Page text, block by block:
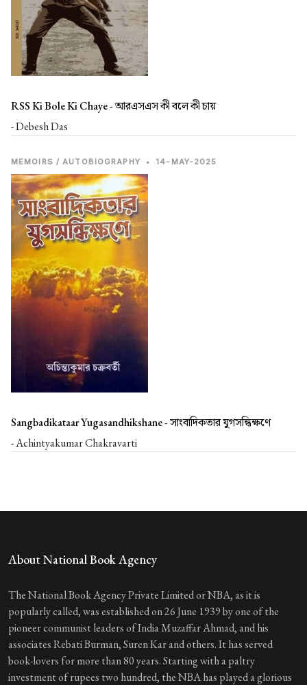
RSS Ki Bole Ki Chaye -আরএসএস কী বলে কী চায়
- Debesh Das
MEMOIRS / AUTOBIOGRAPHY • 14-MAY-2025
Sangbadikataar Yugasandhikshane -সাংবাদিকতার যুগসন্ধিক্ষণে
- Achintyakumar Chakravarti
About National Book Agency
The National Book Agency Private Limited or NBA, as it is
popularly called, was established on 26 June 1939 by one of the
pioneer communist leaders of India Muzaffar Ahmad, and his
associates Rebati Burman, Suren Kar and others. It has served
book-lovers for more than 80 years. Starting with a paltry
investment of rupees two hundred, the NBA has played a glorious